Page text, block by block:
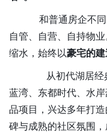
和普通房企不同
自管、自营、自持物业
缩水，始终以豪宅的
从初代湖居经
蓝湾、东都时代、水
品项目
，兴达多年打
碑与成熟的社区氛围，